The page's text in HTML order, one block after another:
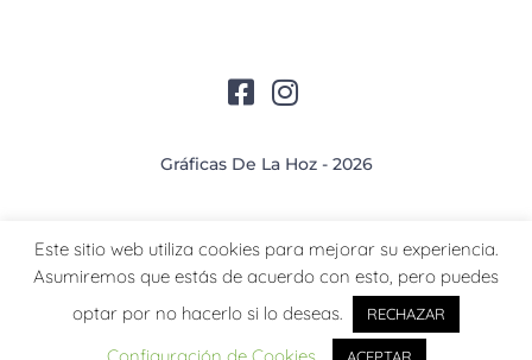
Gráficas De La Hoz - 2026
EspaciosCreativos
Este sitio web utiliza cookies para mejorar su experiencia.
Asumiremos que estás de acuerdo con esto, pero puedes
optar por no hacerlo si lo deseas.
RECHAZAR